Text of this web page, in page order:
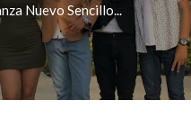
Nuevo Sencillo...